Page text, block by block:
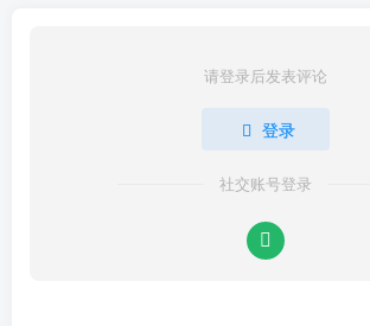
请登录后发表评论
登录
社交账号登录